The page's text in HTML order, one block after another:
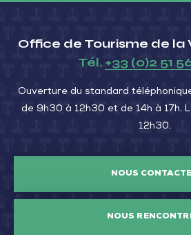
Office de Tourisme de la
Tél. +33 (0)2 51
Ouverture du standard
de 9h30 à 12h30 et de 14h à 17h.
12h30.
NOUS
NOUS